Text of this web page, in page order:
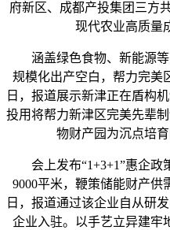
府新区、成都产投集团三方
现代农业高质量
涵盖绿色食物、新能源等
规模化出产空白，帮力完美
日，报道展示新津正在盾构
投用将帮力新津区完美先辈
物财产园为沉点培
会上发布“1+3+1”惠企政
9000平米，鞭策储能财产供
日，报道通过该企业自从研
企业入驻。以手艺立异建牢